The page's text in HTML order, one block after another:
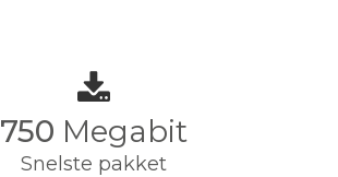
750 Megabit
Snelste pakket